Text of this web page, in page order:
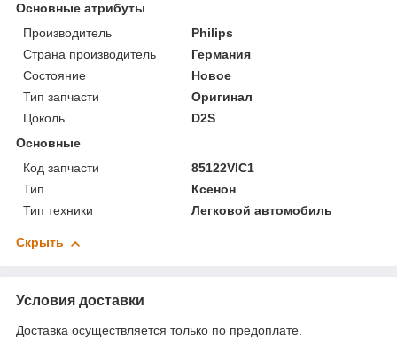
Основные атрибуты
Производитель
Philips
Страна производитель
Германия
Состояние
Новое
Тип запчасти
Оригинал
Цоколь
D2S
Основные
Код запчасти
85122VIC1
Тип
Ксенон
Тип техники
Легковой автомобиль
Скрыть
Условия доставки
Доставка осуществляется только по предоплате.